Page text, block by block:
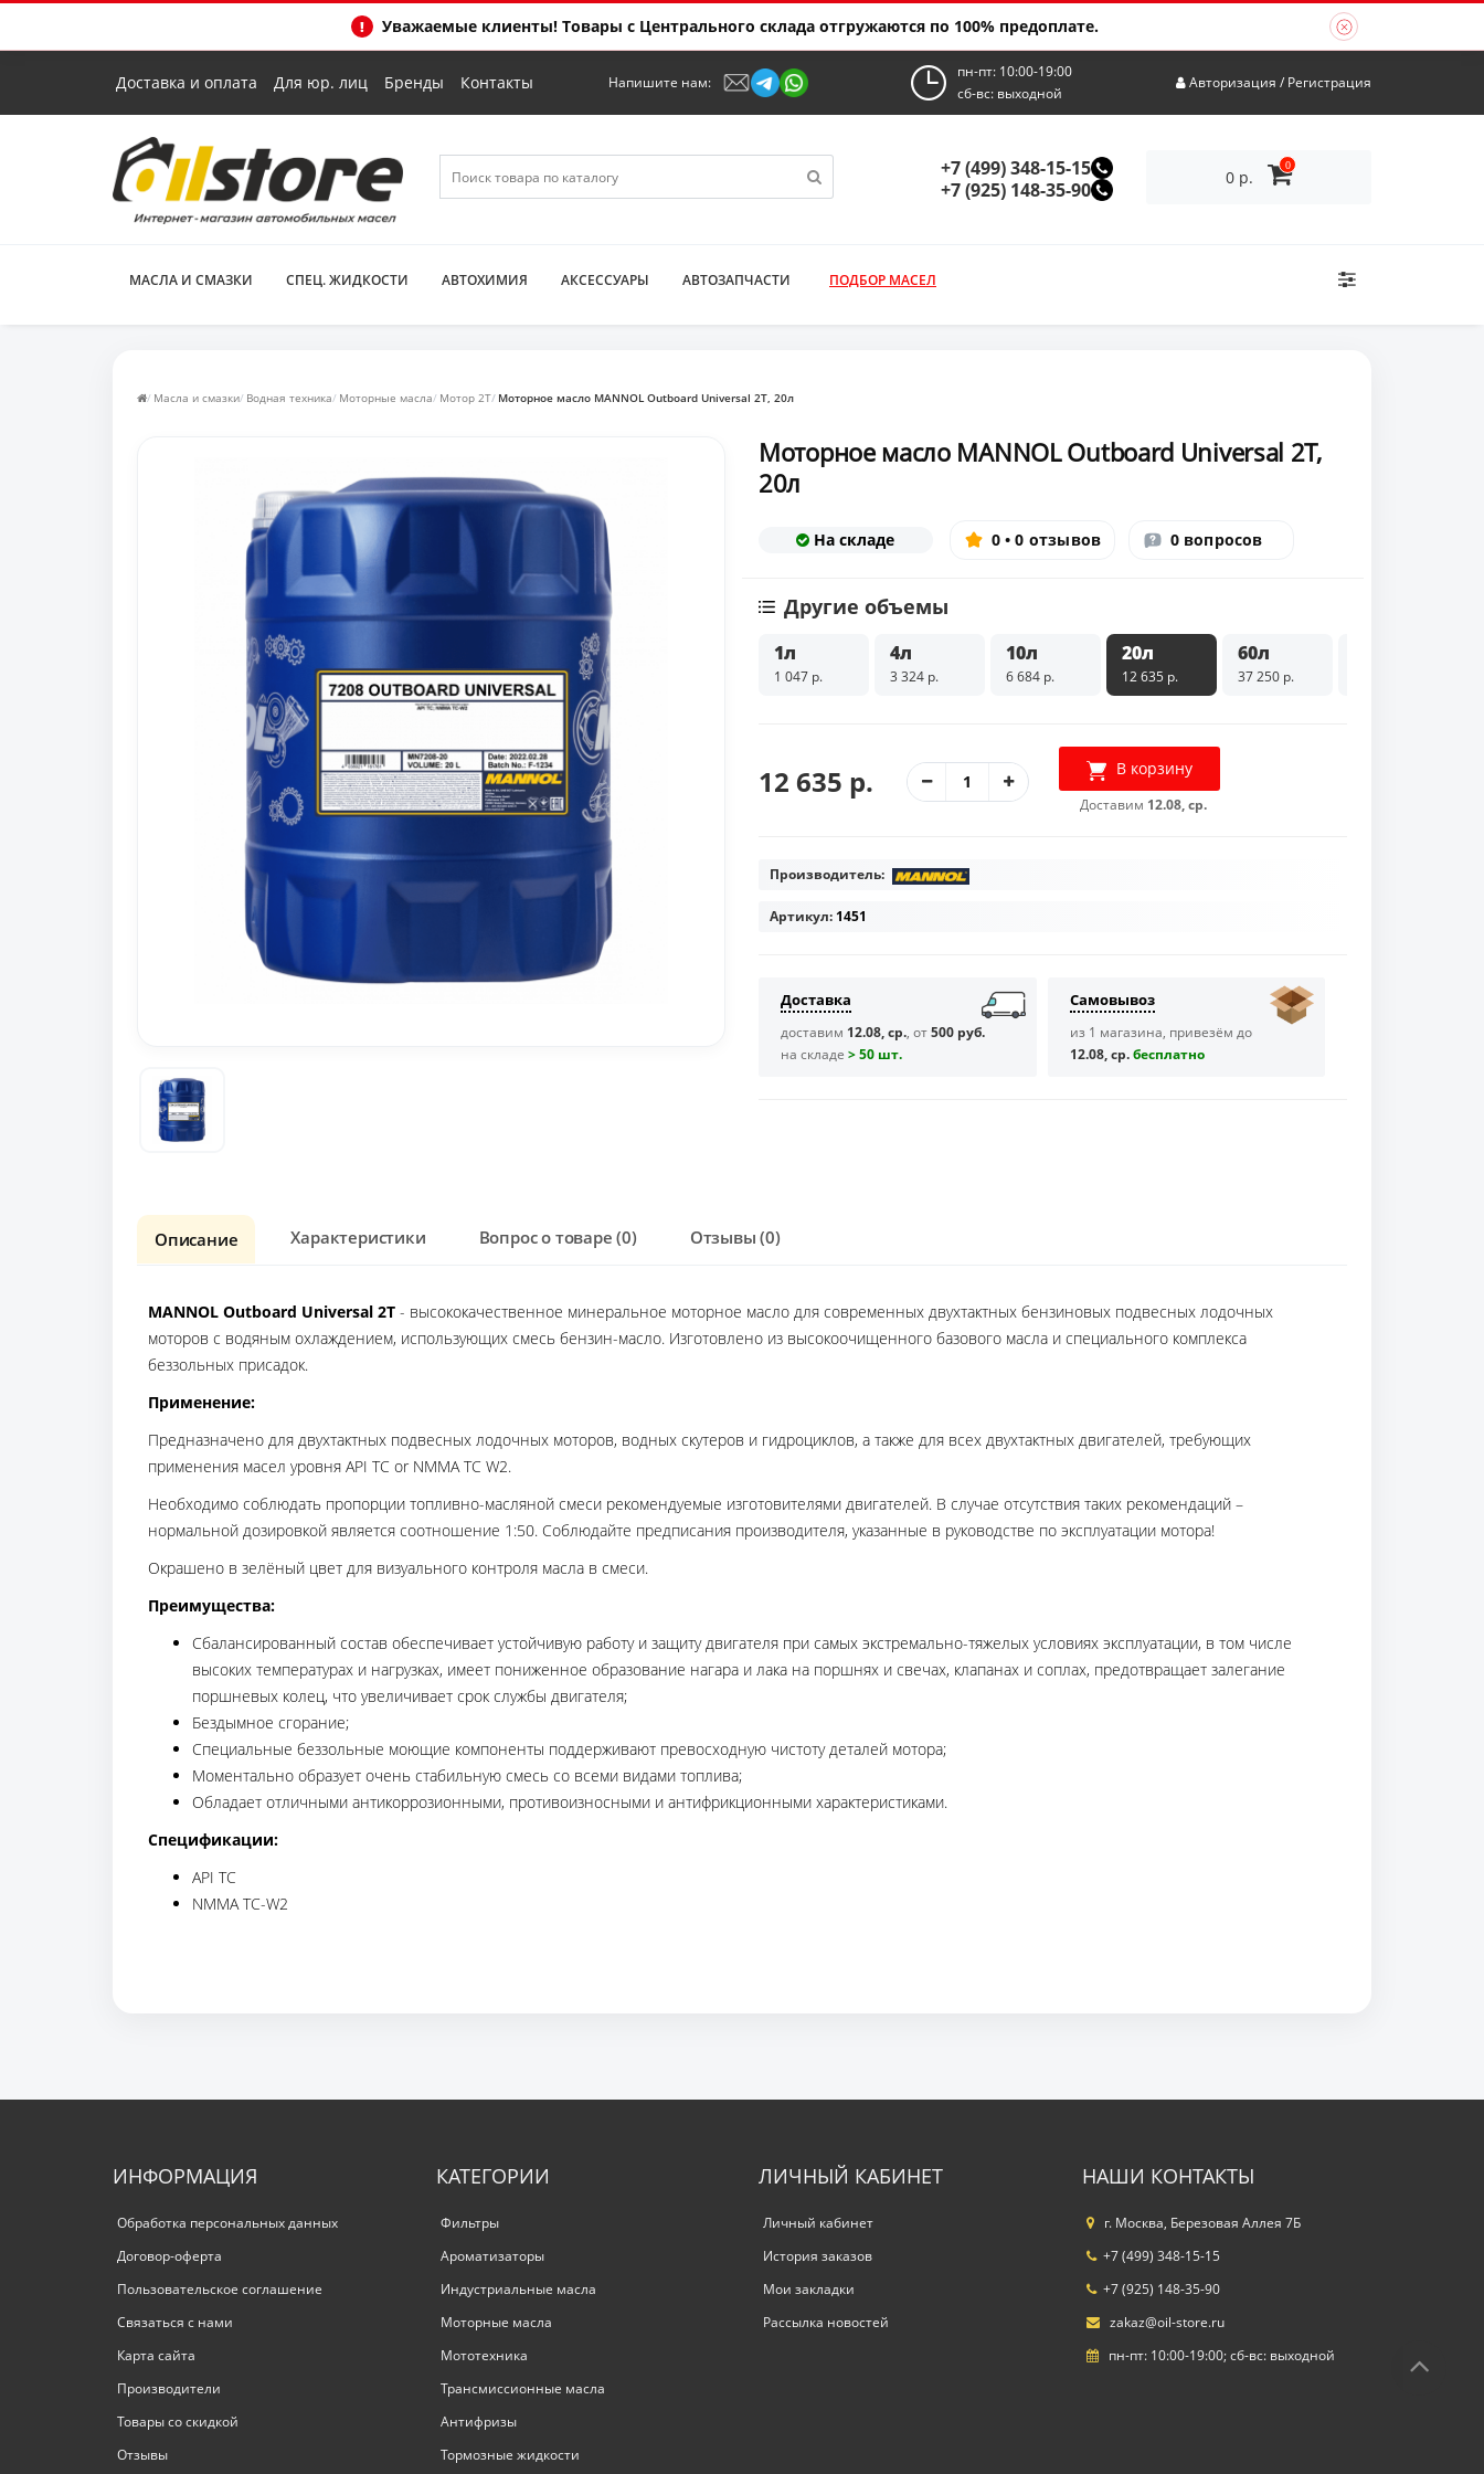
Уважаемые клиенты! Товары с Центрального склада отгружаются по 100% предоплате.
Доставка и оплата Для юр. лиц Бренды Контакты Напишите нам:
пн-пт: 10:00-19:00
сб-вс: выходной
Авторизация / Регистрация
+7 (499) 348-15-15
+7 (925) 148-35-90
0 р.
0
МАСЛА И СМАЗКИ СПЕЦ. ЖИДКОСТИ АВТОХИМИЯ АКСЕССУАРЫ АВТОЗАПЧАСТИ ПОДБОР МАСЕЛ
Масла и смазки Водная техника Моторные масла Мотор 2Т Моторное масло MANNOL Outboard Universal 2T, 20л
Моторное масло MANNOL Outboard Universal 2T,
20л
На складе 0 • 0 отзывов 0 вопросов
Другие объемы
1л
1 047 р.
4л
3 324 р.
10л
6 684 р.
20л
12 635 р.
60л
37 250 р.
12 635 р. В корзину
Доставим 12.08, ср.
Производитель:
Артикул: 1451
Доставка
доставим 12.08, ср., от500 руб.
на складе > 50 шт.
Самовывоз
из 1 магазина, привезём до
12.08, ср.бесплaтно
Описание Характеристики Вопрос о товаре (0) Отзывы (0)
MANNOL Outboard Universal 2T - высококачественное минеральное моторное масло для современных двухтактных бензиновых подвесных лодочных
моторов с водяным охлаждением, использующих смесь бензин-масло. Изготовлено из высокоочищенного базового масла и специального комплекса
беззольных присадок.
Применение:
Предназначено для двухтактных подвесных лодочных моторов, водных скутеров и гидроциклов, а также для всех двухтактных двигателей, требующих
применения масел уровня API TC or NMMA TC W2.
Необходимо соблюдать пропорции топливно-масляной смеси рекомендуемые изготовителями двигателей. В случае отсутствия таких рекомендаций –
нормальной дозировкой является соотношение 1:50. Соблюдайте предписания производителя, указанные в руководстве по эксплуатации мотора!
Окрашено в зелёный цвет для визуального контроля масла в смеси.
Преимущества:
Сбалансированный состав обеспечивает устойчивую работу и защиту двигателя при самых экстремально-тяжелых условиях эксплуатации, в том числе
высоких температурах и нагрузках, имеет пониженное образование нагара и лака на поршнях и свечах, клапанах и соплах, предотвращает залегание
поршневых колец, что увеличивает срок службы двигателя;
Бездымное сгорание;
Специальные беззольные моющие компоненты поддерживают превосходную чистоту деталей мотора;
Моментально образует очень стабильную смесь со всеми видами топлива;
Обладает отличными антикоррозионными, противоизносными и антифрикционными характеристиками.
Спецификации:
API TC
NMMA TC-W2
ИНФОРМАЦИЯ
Обработка персональных данных
Договор-оферта
Пользовательское соглашение
Связаться с нами
Карта сайта
Производители
Товары со скидкой
Отзывы
КАТЕГОРИИ
Фильтры
Ароматизаторы
Индустриальные масла
Моторные масла
Мототехника
Трансмиссионные масла
Антифризы
Тормозные жидкости
ЛИЧНЫЙ КАБИНЕТ
Личный кабинет
История заказов
Мои закладки
Рассылка новостей
НАШИ КОНТАКТЫ
г. Москва, Березовая Аллея 7Б
+7 (499) 348-15-15
+7 (925) 148-35-90
zakaz@oil-store.ru
пн-пт: 10:00-19:00; сб-вс: выходной